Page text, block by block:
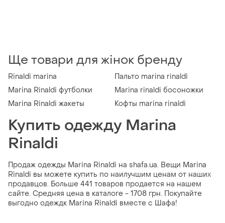
Ще товари для жінок бренду
Rinaldi marina
Пальто marina rinaldi
Marina Rinaldi футболки
Marina rinaldi босоножки
Marina Rinaldi жакеты
Кофты marina rinaldi
Купить одежду Marina
Rinaldi
Продаж одежды Marina Rinaldi на shafa.ua. Вещи Marina
Rinaldi вы можете купить по наилучшим ценам от наших
продавцов. Больше 441 товаров продается на нашем
сайте. Средняя цена в каталоге - 1708 грн. Покупайте
выгодно одеждк Marina Rinaldi вместе с Шафа!